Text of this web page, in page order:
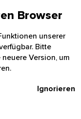
Browser
unserer
Bitte
Version, um
Ignorieren